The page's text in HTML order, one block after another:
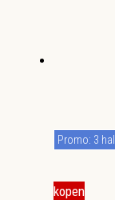
kopen
Promo: 3